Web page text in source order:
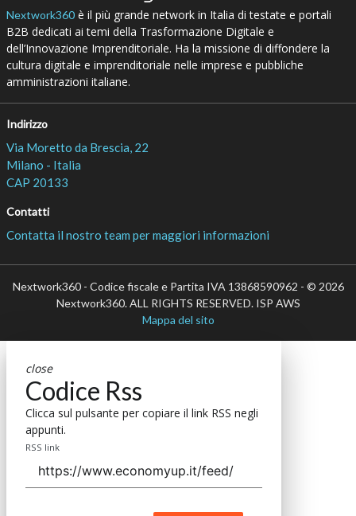
Nextwork360è il più grande network in Italia di testate e portali
B2B dedicati ai temi della Trasformazione Digitale e
dell’Innovazione Imprenditoriale. Ha la missione di diffondere la
cultura digitale e imprenditoriale nelle imprese e pubbliche
amministrazioni italiane.
Indirizzo
Via Moretto da Brescia, 22
Milano - Italia
CAP 20133
Contatti
Contatta il nostro team per maggiori informazioni
Nextwork360 - Codice fiscale e Partita IVA 13868590962 - © 2026
Nextwork360. ALL RIGHTS RESERVED. ISP AWS
Mappa del sito
close
Codice Rss
Clicca sul pulsante per copiare il link RSS negli
appunti.
RSS link